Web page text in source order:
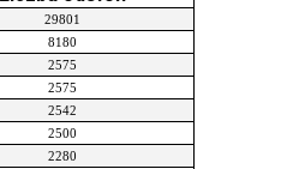
29801
8180
2575
2575
2542
2500
2280